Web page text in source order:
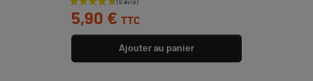
Prix
5,90 € TTC
Ajouter au panier